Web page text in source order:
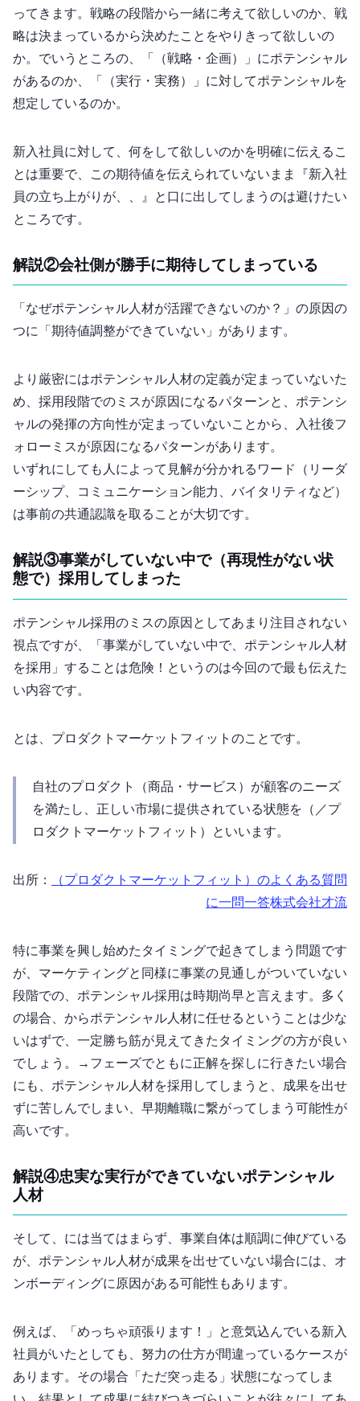
ってきます。戦略の段階から一緒に考えて欲しいのか、戦
略は決まっているから決めたことをやりきって欲しいの
か。PDCAでいうところの、「Plan（戦略・企画）」にポテンシャル
があるのか、「Do（実行・実務）」に対してポテンシャルを
想定しているのか。
新入社員に対して、何をして欲しいのかを明確に伝えるこ
とは重要で、この期待値を伝えられていないまま『新入社
員の立ち上がりが、、』と口に出してしまうのは避けたい
ところです。
解説②会社側が”勝手に”期待してしまっている
「なぜポテンシャル人材が活躍できないのか？」の原因の1
つに「期待値調整ができていない」があります。
より厳密にはポテンシャル人材の定義が定まっていないた
め、採用段階でのミスが原因になるパターンと、ポテンシ
ャルの発揮の方向性が定まっていないことから、入社後フ
ォローミスが原因になるパターンがあります。
いずれにしても人によって見解が分かれるワード（リーダ
ーシップ、コミュニケーション能力、バイタリティなど）
は事前の共通認識を取ることが大切です。
解説③事業がPMFしていない中で（再現性がない状
態で）採用してしまった
ポテンシャル採用のミスの原因としてあまり注目されない
視点ですが、「事業がPMFしていない中で、ポテンシャル人材
を採用」することは危険！というのは今回のnoteで最も伝えた
い内容です。
PMFとは、プロダクトマーケットフィットのことです。
自社のプロダクト（商品・サービス）が顧客のニーズ
を満たし、正しい市場に提供されている状態をPMF（Product Market Fit／プ
ロダクトマーケットフィット）といいます。
出所：
PMF（プロダクトマーケットフィット）のよくある質問
に一問一答 | 株式会社才流
特に事業を興し始めたタイミングで起きてしまう問題です
が、マーケティングと同様に事業の見通しがついていない
段階での、ポテンシャル採用は時期尚早と言えます。多く
の場合、PMFからポテンシャル人材に任せるということは少な
いはずで、一定勝ち筋が見えてきたタイミングの方が良い
でしょう。0→1フェーズでともに正解を探しに行きたい場合
にも、ポテンシャル人材を採用してしまうと、成果を出せ
ずに苦しんでしまい、早期離職に繋がってしまう可能性が
高いです。
解説④忠実な実行ができていないポテンシャル
人材
そして、3には当てはまらず、事業自体は順調に伸びている
が、ポテンシャル人材が成果を出せていない場合には、オ
ンボーディングに原因がある可能性もあります。
例えば、「めっちゃ頑張ります！」と意気込んでいる新入
社員がいたとしても、努力の仕方が間違っているケースが
あります。その場合「ただ突っ走る」状態になってしま